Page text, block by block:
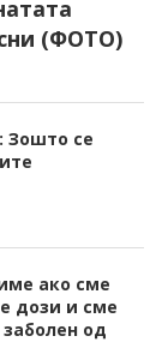
(ФОТО)
се
ако сме
дози и сме
од